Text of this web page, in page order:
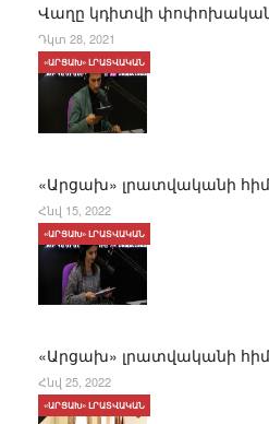
Վաղը կդիտվի
Դկտ 28, 2021
«Արցախ» լրատվականի
«ԱՐՑԱԽ» ԼՐԱՏՎԱԿԱՆ
Հնվ 15, 2022
«Արցախ» լրատվականի
«ԱՐՑԱԽ» ԼՐԱՏՎԱԿԱՆ
Հնվ 25, 2022
«ԱՐՑԱԽ» ԼՐԱՏՎԱԿԱՆ